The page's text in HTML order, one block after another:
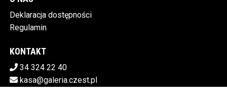
Deklaracja dostępności
Regulamin
KONTAKT
34 324 22 40
kasa@galeria.czest.pl